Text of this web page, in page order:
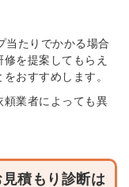
当たりでかかる場合
を提案してもらえ
おすすめします。
頼業者によっても異
積もり診断は